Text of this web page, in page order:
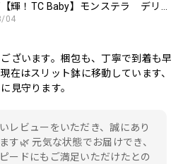
★3107【輝！TC Baby】モンステラ デリシオーサ ミントTC Baby苗（2号素焼き鉢）
04
ざいます。梱包も、丁寧で到着も早
在はスリット鉢に移動しています、
見守ります。
レビューをいただき、誠にあり
す🌿 元気な状態でお届けでき、
ードにもご満足いただけたとの